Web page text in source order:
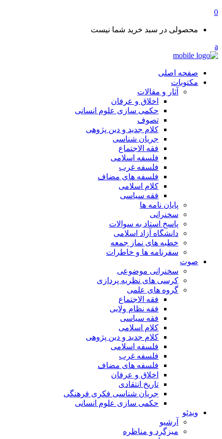
0
محصولی در سبد خرید شما نیست
صفحه اصلی
مکتوبات
آثار و مقالات
اخلاق و عرفان
حکمی سازی علوم انسانی
تصوف
کلام جدید و دین پژوهی
جریان شناسی
فقه الاجتماع
فلسفه اسلامی
فلسفه غرب
فلسفه های مضاف
کلام اسلامی
فقه سیاسی
پایان نامه ها
سخنرانی
پاسخ استاد به سوالات
دانشگاه آزاد اسلامی
خطبه های نماز جمعه
سفرنامه ها و خاطرات
صوت
سخنرانی موضوعی
کرسی های نظریه پردازی
گروه های علمی
فقه الاجتماع
فقه نظام ولایی
فقه سیاسی
کلام اسلامی
کلام جدید و دین پژوهی
فلسفه اسلامی
فلسفه غرب
فلسفه های مضاف
اخلاق و عرفان
تاریخ انتقادی
جریان شناسی فکری فرهنگی
حکمی سازی علوم انسانی
ویدئو
آرشیو
میزگرد و مناظره